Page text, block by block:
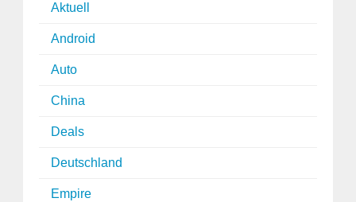
Aktuell
Android
Auto
China
Deals
Deutschland
Empire